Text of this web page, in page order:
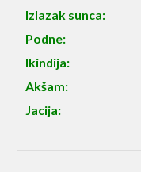
Izlazak sunca:
Podne:
Ikindija:
Akšam:
Jacija: